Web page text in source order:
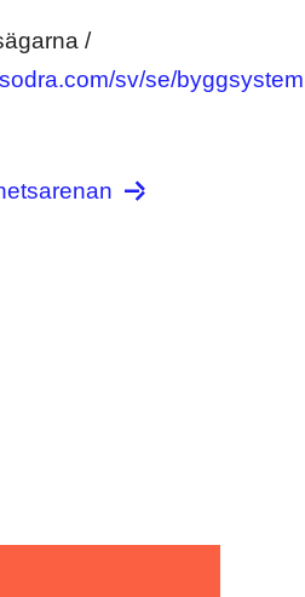
/
sodra.com/sv/se/byggsystem